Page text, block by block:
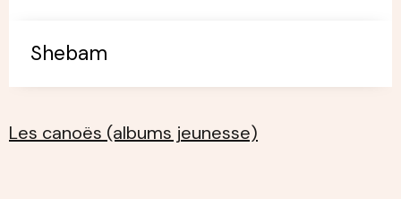
Shebam
Les canoës (albums jeunesse)